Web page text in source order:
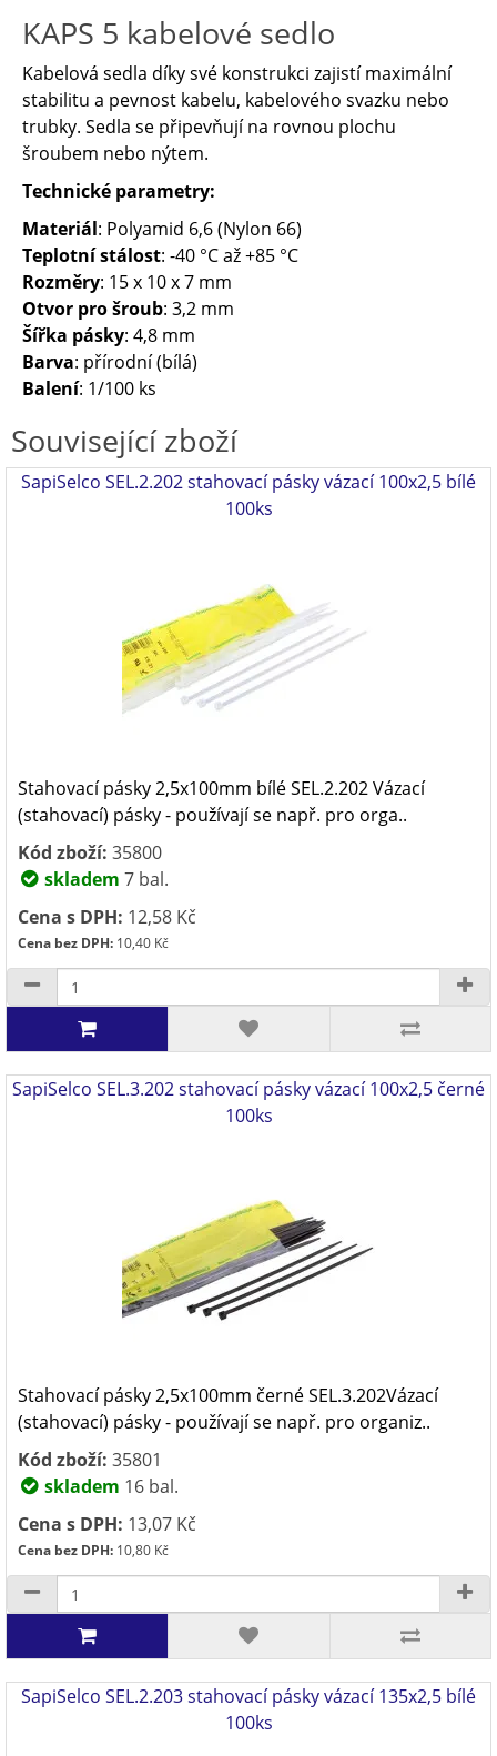
KAPS 5 kabelové sedlo
Kabelová sedla díky své konstrukci zajistí maximální
stabilitu a pevnost kabelu, kabelového svazku nebo
trubky. Sedla se připevňují na rovnou plochu
šroubem nebo nýtem.
Technické parametry:
Materiál: Polyamid 6,6 (Nylon 66)
Teplotní stálost: -40 °C až +85 °C
Rozměry: 15 x 10 x 7 mm
Otvor pro šroub: 3,2 mm
Šířka pásky: 4,8 mm
Barva: přírodní (bílá)
Balení: 1/100 ks
Související zboží
SapiSelco SEL.2.202 stahovací pásky vázací 100x2,5 bílé
100ks
Stahovací pásky 2,5x100mm bílé SEL.2.202 Vázací
(stahovací) pásky - používají se např. pro orga..
Kód zboží: 35800
skladem 7 bal.
Cena s DPH: 12,58 Kč
Cena bez DPH: 10,40 Kč
SapiSelco SEL.3.202 stahovací pásky vázací 100x2,5 černé
100ks
Stahovací pásky 2,5x100mm černé SEL.3.202Vázací
(stahovací) pásky - používají se např. pro organiz..
Kód zboží: 35801
skladem 16 bal.
Cena s DPH: 13,07 Kč
Cena bez DPH: 10,80 Kč
SapiSelco SEL.2.203 stahovací pásky vázací 135x2,5 bílé
100ks